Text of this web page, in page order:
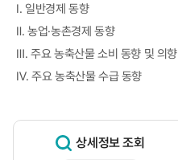
Ⅰ. 일반경제 동향
Ⅱ. 농업·농촌경제 동향
Ⅲ. 주요 농축산물 소비 동향 및 의향
Ⅳ. 주요 농축산물 수급 동향
상세정보 조회